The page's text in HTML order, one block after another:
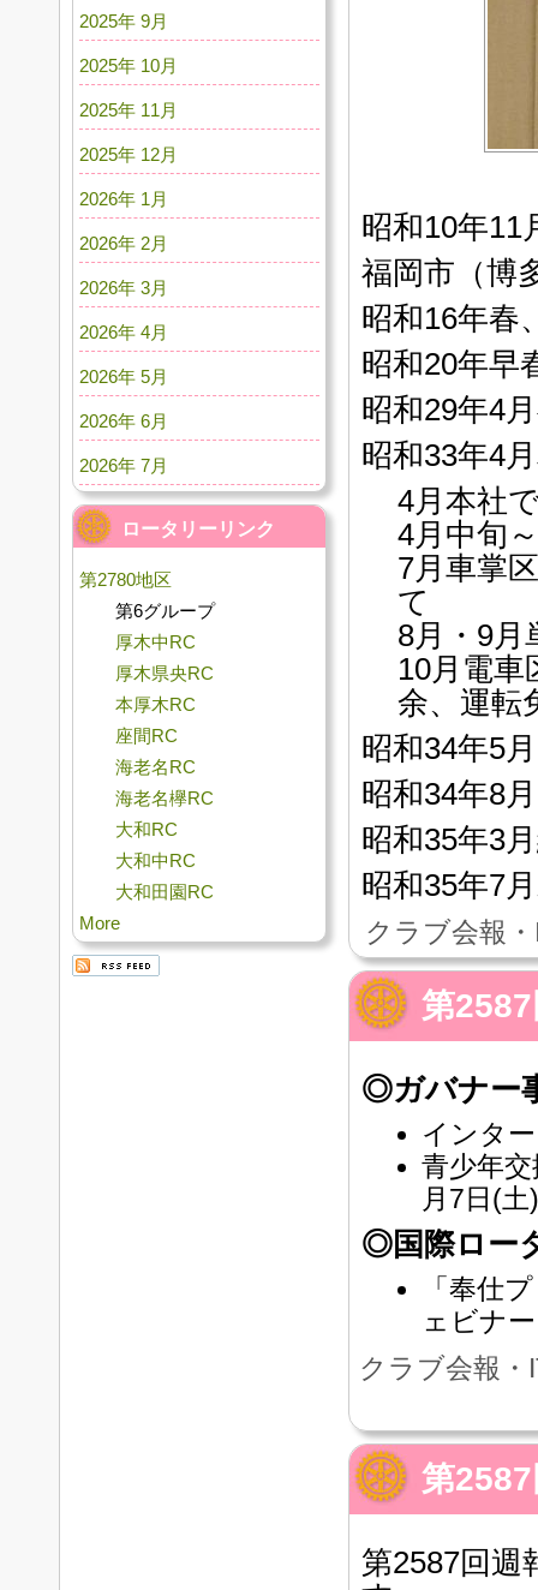
昭和10年11
福岡市（博
昭和16年春
昭和20年早
昭和29年4
昭和33年4
4月本社
4月中旬
7月車掌
て
8月・9月
10月電車
余、運転
昭和34年5
昭和34年8
昭和35年3
昭和35年7
クラブ会報
第
◎ガバナー
インタ
青少年
月7日(
◎国際ロー
「奉仕
ェビナ
クラブ会報・
第
第2587回週
2025年 9月
2025年 10月
2025年 11月
2025年 12月
2026年 1月
2026年 2月
2026年 3月
2026年 4月
2026年 5月
2026年 6月
2026年 7月
ロータリーリンク
第2780地区
第6グループ
厚木中RC
厚木県央RC
本厚木RC
座間RC
海老名RC
海老名欅RC
大和RC
大和中RC
大和田園RC
More